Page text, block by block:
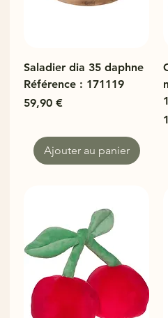
Saladier dia 35 daphne
Référence : 171119
Prix
59,90 €
Ajouter au panier